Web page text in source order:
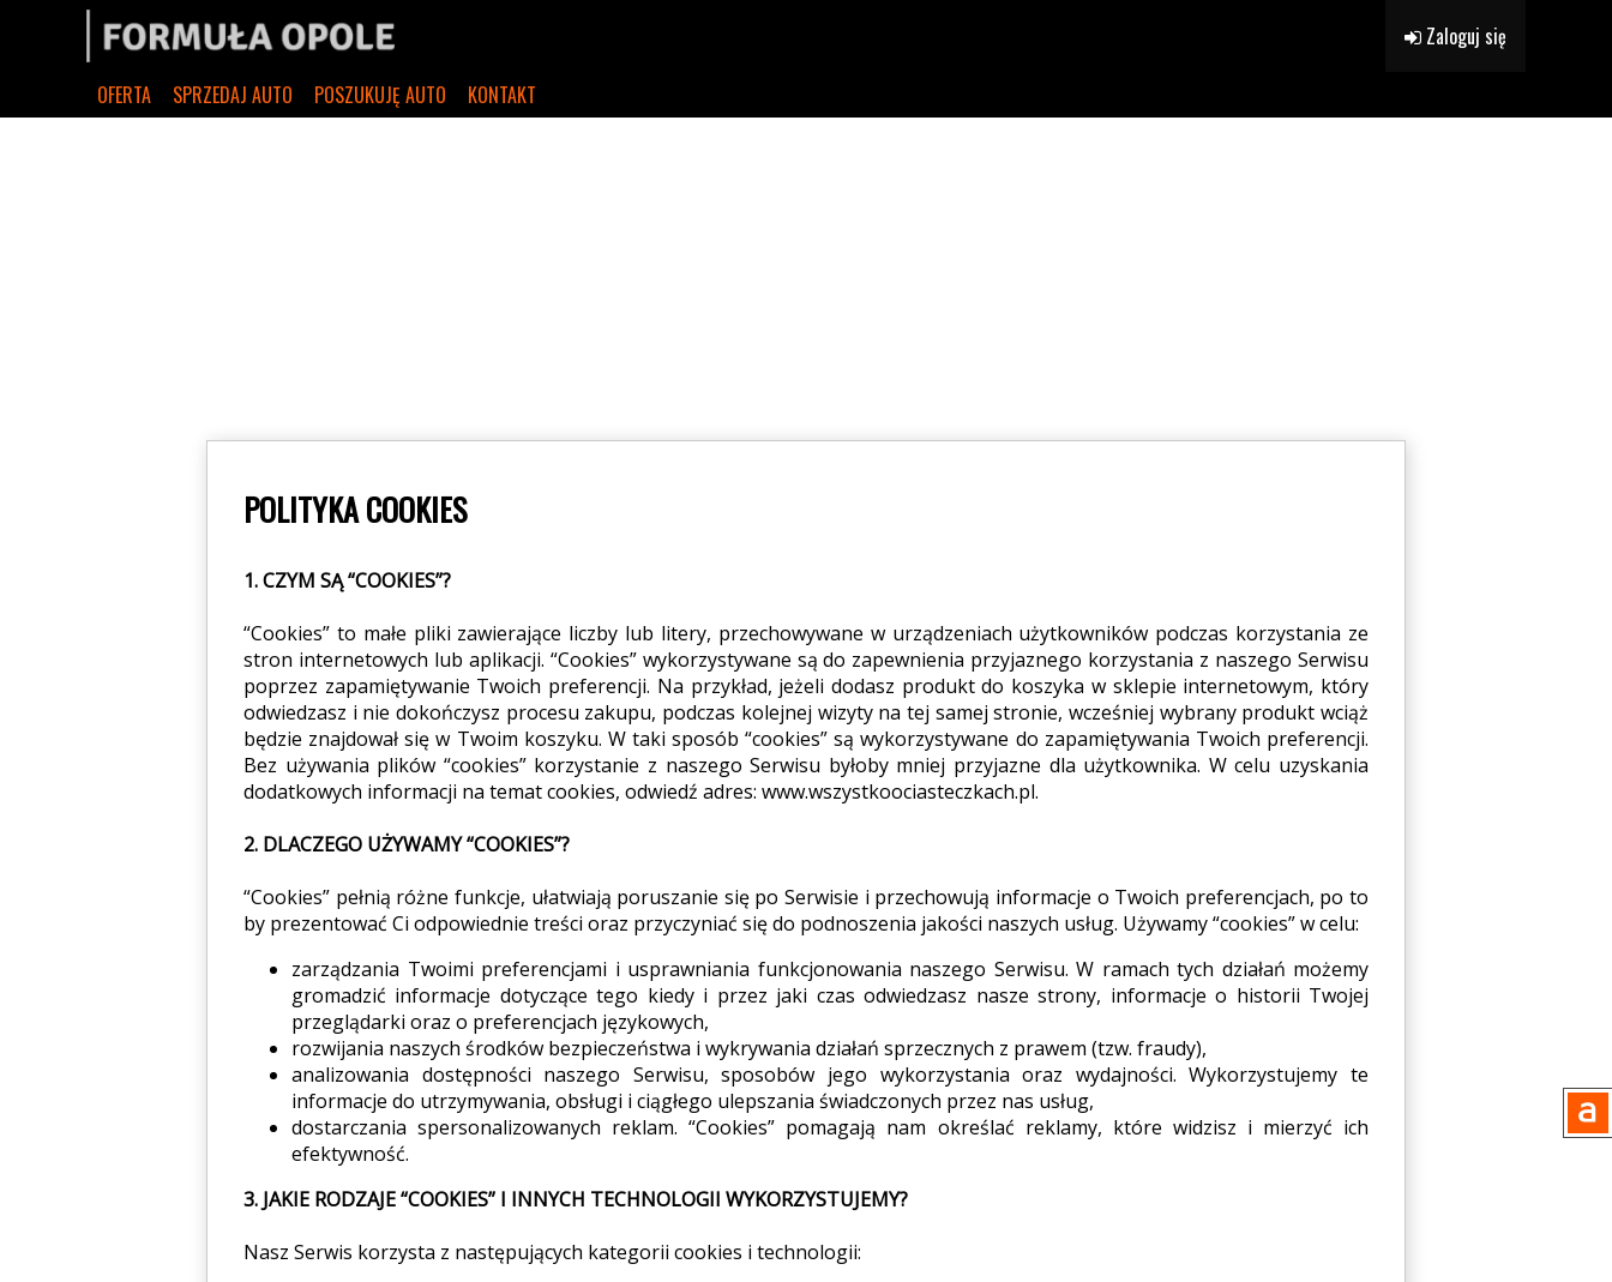
Zaloguj się
OFERTA SPRZEDAJ AUTO POSZUKUJĘ AUTO KONTAKT
POLITYKA COOKIES
1. CZYM SĄ “COOKIES”?
“Cookies” to małe pliki zawierające liczby lub litery, przechowywane w urządzeniach użytkowników podczas korzystania ze
stron internetowych lub aplikacji. “Cookies” wykorzystywane są do zapewnienia przyjaznego korzystania z naszego Serwisu
poprzez zapamiętywanie Twoich preferencji. Na przykład, jeżeli dodasz produkt do koszyka w sklepie internetowym, który
odwiedzasz i nie dokończysz procesu zakupu, podczas kolejnej wizyty na tej samej stronie, wcześniej wybrany produkt wciąż
będzie znajdował się w Twoim koszyku. W taki sposób “cookies” są wykorzystywane do zapamiętywania Twoich preferencji.
Bez używania plików “cookies” korzystanie z naszego Serwisu byłoby mniej przyjazne dla użytkownika. W celu uzyskania
dodatkowych informacji na temat cookies, odwiedź adres: www.wszystkoociasteczkach.pl.
2. DLACZEGO UŻYWAMY “COOKIES”?
“Cookies” pełnią różne funkcje, ułatwiają poruszanie się po Serwisie i przechowują informacje o Twoich preferencjach, po to
by prezentować Ci odpowiednie treści oraz przyczyniać się do podnoszenia jakości naszych usług. Używamy “cookies” w celu:
zarządzania Twoimi preferencjami i usprawniania funkcjonowania naszego Serwisu. W ramach tych działań możemy
gromadzić informacje dotyczące tego kiedy i przez jaki czas odwiedzasz nasze strony, informacje o historii Twojej
przeglądarki oraz o preferencjach językowych,
rozwijania naszych środków bezpieczeństwa i wykrywania działań sprzecznych z prawem (tzw. fraudy),
analizowania dostępności naszego Serwisu, sposobów jego wykorzystania oraz wydajności. Wykorzystujemy te
informacje do utrzymywania, obsługi i ciągłego ulepszania świadczonych przez nas usług,
dostarczania spersonalizowanych reklam. “Cookies” pomagają nam określać reklamy, które widzisz i mierzyć ich
efektywność.
3. JAKIE RODZAJE “COOKIES” I INNYCH TECHNOLOGII WYKORZYSTUJEMY?
Nasz Serwis korzysta z następujących kategorii cookies i technologii: